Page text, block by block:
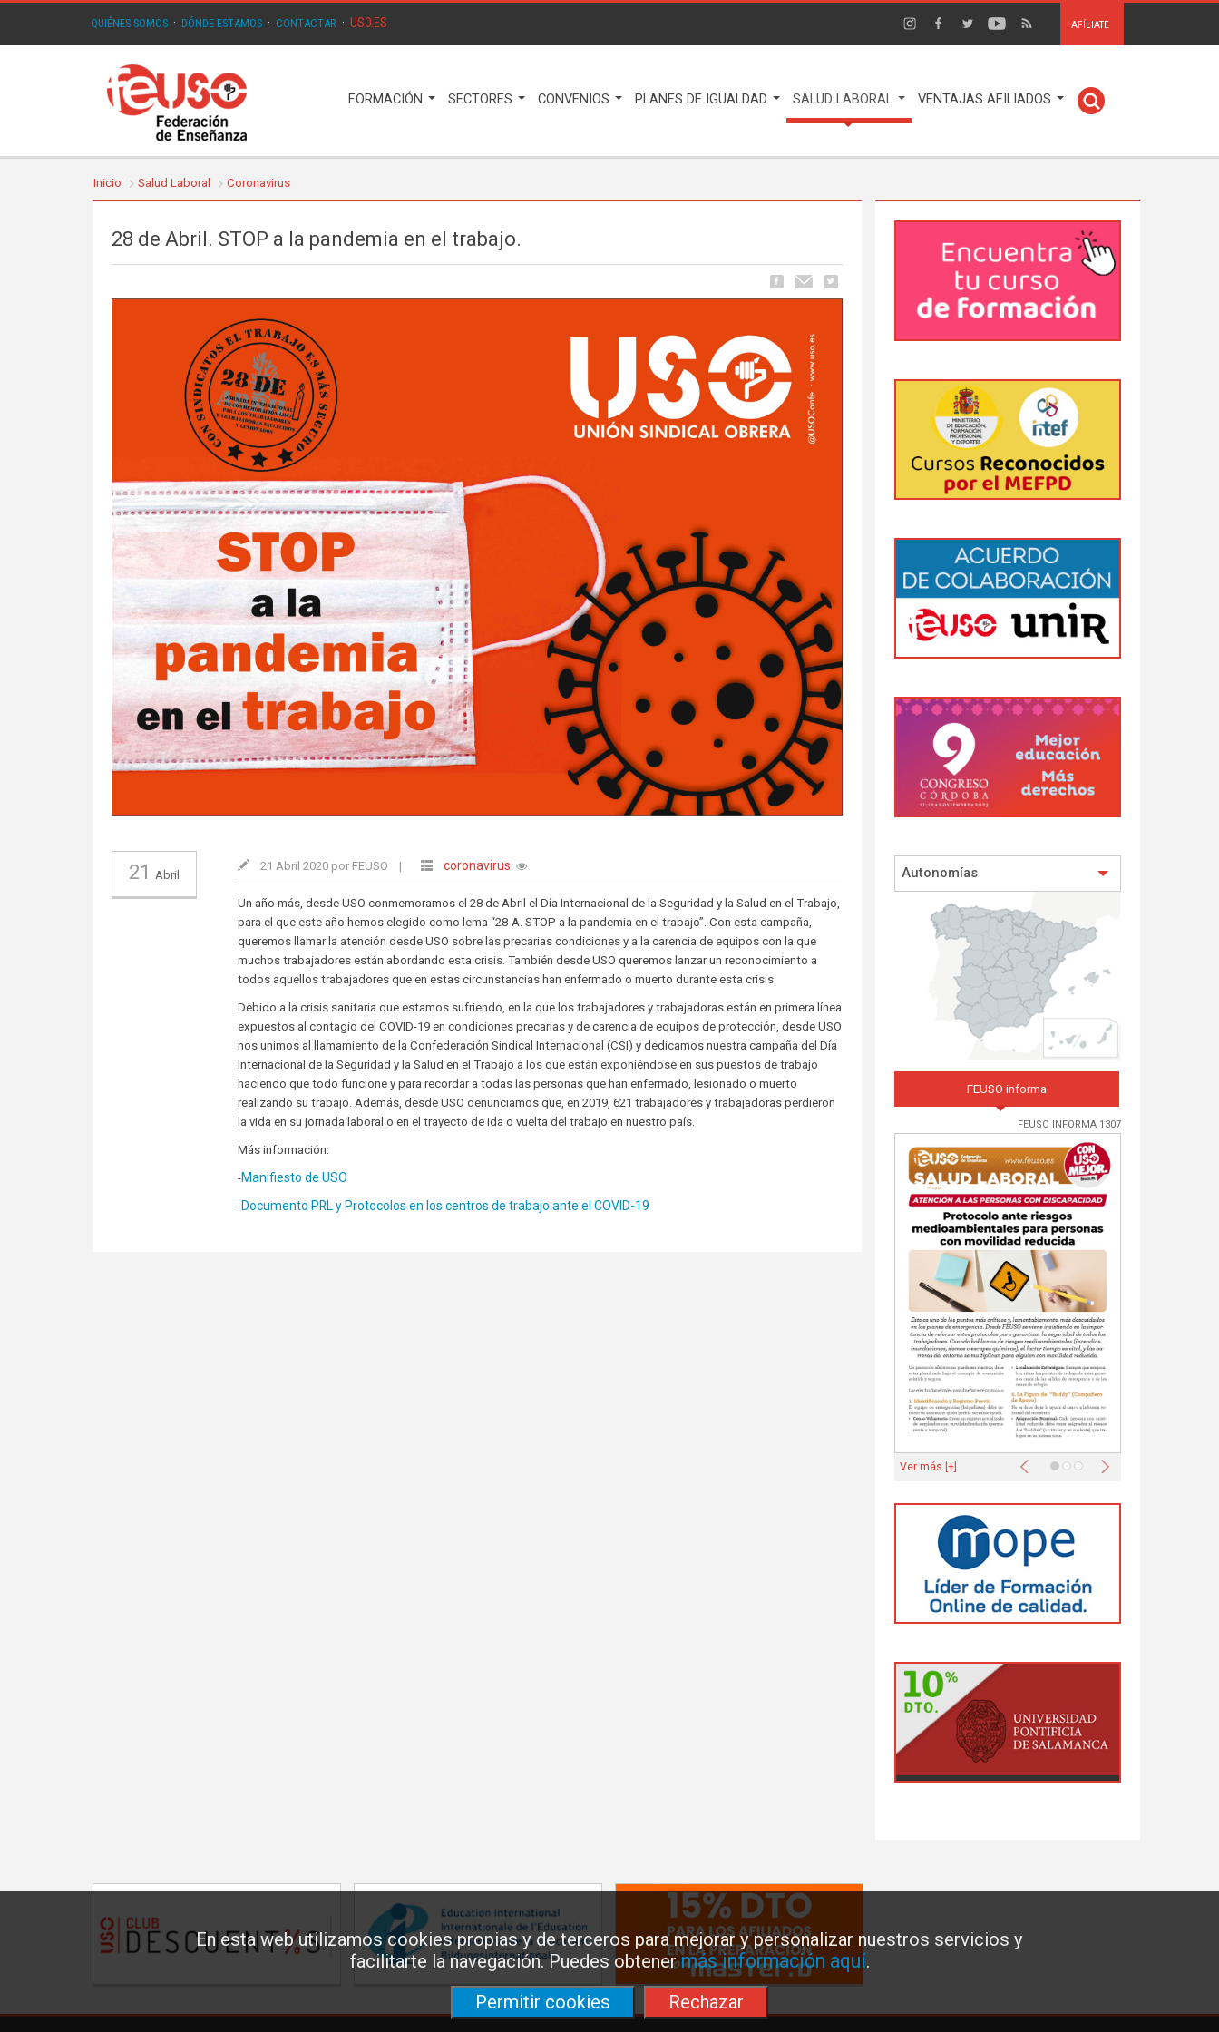
En esta web utilizamos cookies propias y de terceros para mejorar y personalizar nuestros servicios y
facilitarte la navegación. Puedes obtenermás información aquí.
Permitir cookies
Rechazar
QUIÉNES SOMOS · DÓNDE ESTAMOS · CONTACTAR · USO.ES AFÍLIATE
FORMACIÓN SECTORES CONVENIOS PLANES DE IGUALDAD SALUD LABORAL VENTAJAS AFILIADOS
Inicio Salud Laboral Coronavirus
28 de Abril. STOP a la pandemia en el trabajo.
21 Abril
21 Abril 2020 por FEUSO | coronavirus
Un año más, desde USO conmemoramos el 28 de Abril el Día Internacional de la Seguridad y la Salud en el Trabajo,
para el que este año hemos elegido como lema “28-A. STOP a la pandemia en el trabajo”. Con esta campaña,
queremos llamar la atención desde USO sobre las precarias condiciones y a la carencia de equipos con la que
muchos trabajadores están abordando esta crisis. También desde USO queremos lanzar un reconocimiento a
todos aquellos trabajadores que en estas circunstancias han enfermado o muerto durante esta crisis.
Debido a la crisis sanitaria que estamos sufriendo, en la que los trabajadores y trabajadoras están en primera línea
expuestos al contagio del COVID-19 en condiciones precarias y de carencia de equipos de protección, desde USO
nos unimos al llamamiento de la Confederación Sindical Internacional (CSI) y dedicamos nuestra campaña del Día
Internacional de la Seguridad y la Salud en el Trabajo a los que están exponiéndose en sus puestos de trabajo
haciendo que todo funcione y para recordar a todas las personas que han enfermado, lesionado o muerto
realizando su trabajo. Además, desde USO denunciamos que, en 2019, 621 trabajadores y trabajadoras perdieron
la vida en su jornada laboral o en el trayecto de ida o vuelta del trabajo en nuestro país.
Más información:
-Manifiesto de USO
-Documento PRL y Protocolos en los centros de trabajo ante el COVID-19
Autonomías
FEUSO informa
FEUSO INFORMA 1307
Anterior Siguiente
Ver más [+]